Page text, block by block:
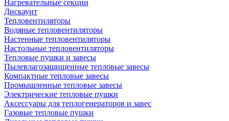
Нагревательные секции
Дискаунт
Тепловентиляторы
Водяные тепловентиляторы
Настенные тепловентиляторы
Настольные тепловентиляторы
Тепловые пушки и завесы
Пылевлагозащищенные тепловые завесы
Компактные тепловые завесы
Промышленные тепловые завесы
Электрические тепловые пушки
Аксессуары для теплогенераторов и завес
Газовые тепловые пушки